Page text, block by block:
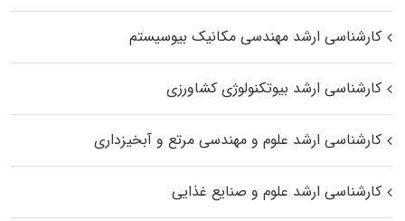
کارشناسی ارشد مهندسی مکانیک بیوسیستم
کارشناسی ارشد بیوتکنولوژی کشاورزی
کارشناسی ارشد علوم و مهندسی مرتع و آبخیزداری
کارشناسی ارشد علوم و صنایع غذایی